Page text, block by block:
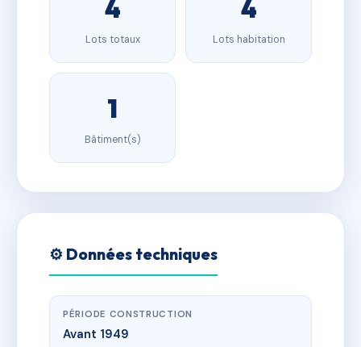
4
Lots totaux
4
Lots habitation
1
Bâtiment(s)
⚙️ Données techniques
PÉRIODE CONSTRUCTION
Avant 1949